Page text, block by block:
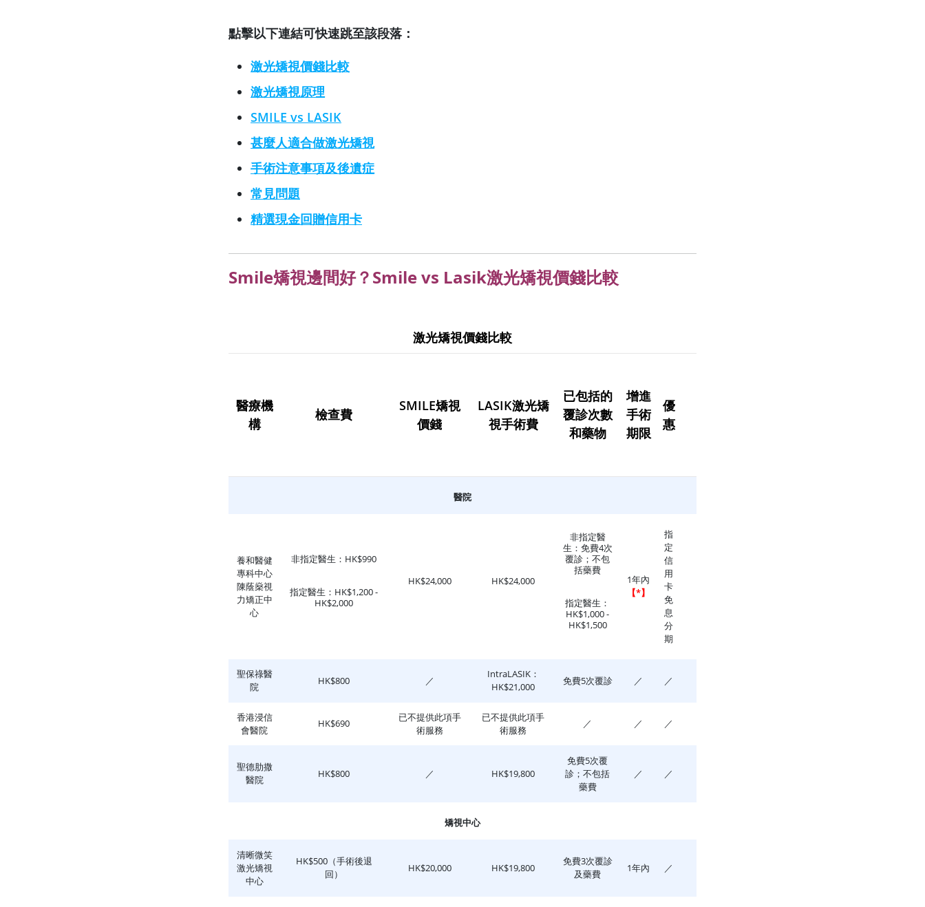
點擊以下連結可快速跳至該段落：
激光矯視價錢比較
激光矯視原理
SMILE vs LASIK
甚麼人適合做激光矯視
手術注意事項及後遺症
常見問題
精選現金回贈信用卡
Smile矯視邊間好？Smile vs Lasik激光矯視價錢比較
激光矯視價錢比較
醫療機
構
檢查費
SMILE矯視
價錢
LASIK激光矯
視手術費
已包括的
覆診次數
和藥物
增進
手術
期限
優
惠
醫院
養和醫健
專科中心
陳蔭燊視
力矯正中
心
非指定醫生：HK$990
指定醫生：HK$1,200 -
HK$2,000
HK$24,000 HK$24,000
非指定醫
生：免費4次
覆診；不包
括藥費
指定醫生：
HK$1,000 -
HK$1,500
1年內
【*】
指
定
信
用
卡
免
息
分
期
聖保祿醫
院
HK$800 ／
IntraLASIK：
HK$21,000
免費5次覆診 ／ ／
香港浸信
會醫院
HK$690
已不提供此項手
術服務
已不提供此項手
術服務
／ ／ ／
聖德肋撒
醫院
HK$800 ／ HK$19,800
免費5次覆
診；不包括
藥費
／ ／
矯視中心
清晰微笑
激光矯視
中心
HK$500（手術後退
回）
HK$20,000 HK$19,800
免費3次覆診
及藥費
1年內 ／